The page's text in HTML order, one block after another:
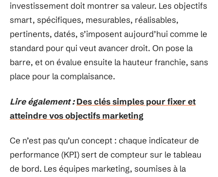
investissement doit montrer sa valeur. Les objectifs
smart, spécifiques, mesurables, réalisables,
pertinents, datés, s’imposent aujourd’hui comme le
standard pour qui veut avancer droit. On pose la
barre, et on évalue ensuite la hauteur franchie, sans
place pour la complaisance.
Lire également : Des clés simples pour fixer et
atteindre vos objectifs marketing
Ce n’est pas qu’un concept : chaque indicateur de
performance (KPI) sert de compteur sur le tableau
de bord. Les équipes marketing, soumises à la